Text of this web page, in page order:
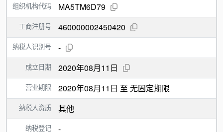
组织机构代码 MA5TM6D79
工商注册号 460000002450420
纳税人识别号 -
成立日期 2020年08月11日
营业期限 2020年08月11日 至 无固定期限
纳税人资质 其他
纳税登记 -